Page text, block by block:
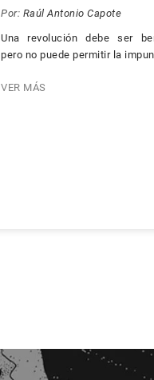
Por: Raúl Antonio Capote
Una revolución debe ser
pero no puede permitir la
VER MÁS